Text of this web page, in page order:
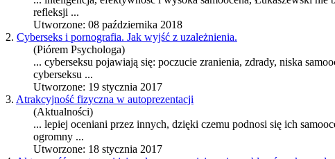
refleksji ...
Utworzone: 08 października 2018
2. Cyberseks i pornografia. Jak wyjść z uzależnienia.
(Piórem Psychologa)
... cyberseksu pojawiają się: poczucie zranienia, zdrady, niska
cyberseksu ...
Utworzone: 19 stycznia 2017
3. Atrakcyjność fizyczna w autoprezentacji
(Aktualności)
... lepiej oceniani przez innych, dzięki czemu podnosi się ich
ogromny ...
Utworzone: 18 stycznia 2017